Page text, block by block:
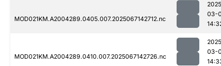
MOD021KM.A2004289.0405.007.2025067142712.nc
03-
MOD021KM.A2004289.0410.007.2025067142726.nc
03-